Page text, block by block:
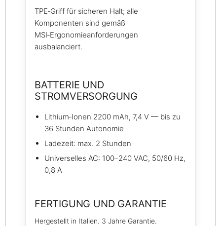
TPE‑Griff für sicheren Halt; alle
Komponenten sind gemäß
MSI‑Ergonomieanforderungen
ausbalanciert.
BATTERIE UND
STROMVERSORGUNG
Lithium‑Ionen 2200 mAh, 7,4 V — bis zu
36 Stunden Autonomie
Ladezeit: max. 2 Stunden
Universelles AC: 100–240 VAC, 50/60 Hz,
0,8 A
FERTIGUNG UND GARANTIE
Hergestellt in Italien. 3 Jahre Garantie.